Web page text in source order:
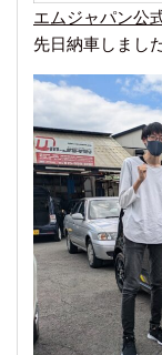
エムジャパン公
先日納車しまし